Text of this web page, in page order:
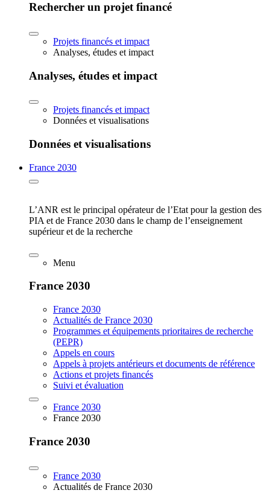
Rechercher un projet financé
Projets financés et impact
Analyses, études et impact
Analyses, études et impact
Projets financés et impact
Données et visualisations
Données et visualisations
France 2030
L’ANR est le principal opérateur de l’Etat pour la gestion des
PIA et de France 2030 dans le champ de l’enseignement
supérieur et de la recherche
Menu
France 2030
France 2030
Actualités de France 2030
Programmes et équipements prioritaires de recherche
(PEPR)
Appels en cours
Appels à projets antérieurs et documents de référence
Actions et projets financés
Suivi et évaluation
France 2030
France 2030
France 2030
France 2030
Actualités de France 2030